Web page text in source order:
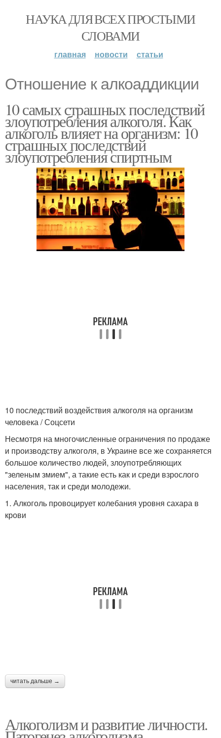
НАУКА ДЛЯ ВСЕХ ПРОСТЫМИ
СЛОВАМИ
главная новости статьи
Отношение к алкоаддикции
10 самых страшных последствий
злоупотребления алкоголя. Как
алкоголь влияет на организм: 10
страшных последствий
злоупотребления спиртным
10 последствий воздействия алкоголя на организм
человека / Соцсети
Несмотря на многочисленные ограничения по продаже
и производству алкоголя, в Украине все же сохраняется
большое количество людей, злоупотребляющих
"зеленым змием", а такие есть как и среди взрослого
населения, так и среди молодежи.
1. Алкоголь провоцирует колебания уровня сахара в
крови
читать дальше →
Алкоголизм и развитие личности.